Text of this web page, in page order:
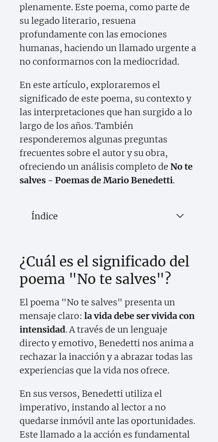
plenamente. Este poema, como parte de
su legado literario, resuena
profundamente con las emociones
humanas, haciendo un llamado urgente a
no conformarnos con la mediocridad.
En este artículo, exploraremos el
significado de este poema, su contexto y
las interpretaciones que han surgido a lo
largo de los años. También
responderemos algunas preguntas
frecuentes sobre el autor y su obra,
ofreciendo un análisis completo de No te
salves - Poemas de Mario Benedetti.
Índice
¿Cuál es el significado del
poema "No te salves"?
El poema "No te salves" presenta un
mensaje claro: la vida debe ser vivida con
intensidad. A través de un lenguaje
directo y emotivo, Benedetti nos anima a
rechazar la inacción y a abrazar todas las
experiencias que la vida nos ofrece.
En sus versos, Benedetti utiliza el
imperativo, instando al lector a no
quedarse inmóvil ante las oportunidades.
Este llamado a la acción es fundamental